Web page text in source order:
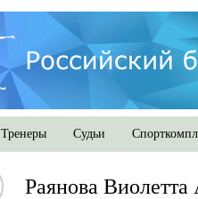
Тренеры Судьи
Раянова Виолетта